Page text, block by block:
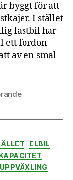
byggt för att
I stället
lastbil har
ett fordon
av en smal
ELBIL
KAPACITET
UPPVÄXLING